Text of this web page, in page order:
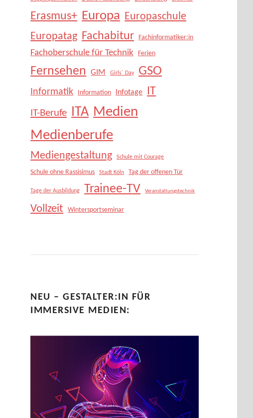
Erasmus+ Europa Europaschule
Europatag Fachabitur Fachinformatiker:in
Fachoberschule für Technik Ferien
Fernsehen GIM Girls´ Day GSO
Informatik Information Infotage IT
IT-Berufe ITA Medien
Medienberufe
Mediengestaltung Schule mit Courage
Schule ohne Rassisimus Stadt Köln Tag der offenen Tür
Tage der Ausbildung Trainee-TV Veranstaltungstechnik
Vollzeit Wintersportseminar
NEU – GESTALTER:IN FÜR
IMMERSIVE MEDIEN: